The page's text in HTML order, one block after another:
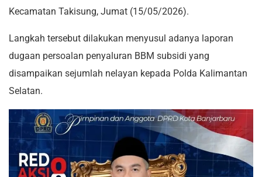
Kecamatan Takisung, Jumat (15/05/2026).
Langkah tersebut dilakukan menyusul adanya laporan
dugaan persoalan penyaluran BBM subsidi yang
disampaikan sejumlah nelayan kepada Polda Kalimantan
Selatan.